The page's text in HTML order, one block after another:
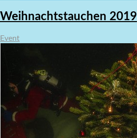
Weihnachtstauchen 2019
Event